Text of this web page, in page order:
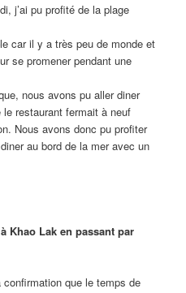
j’ai pu profité de la plage
car il y a très peu de monde et
se promener pendant une
nous avons pu aller diner
restaurant fermait à neuf
Nous avons donc pu profiter
au bord de la mer avec un
Khao Lak en passant par
confirmation que le temps de